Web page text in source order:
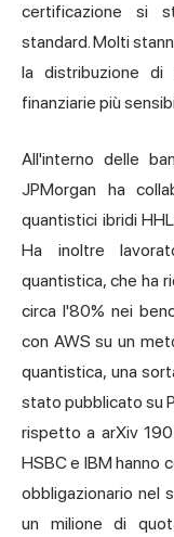
certificazione si
standard. Molti
la distribuzione di
finanziarie più
All'interno delle
JPMorgan ha
quantistici ibridi
Ha inoltre
quantistica, che ha
circa l'80% nei
con AWS su un
quantistica, una
stato pubblicato su
rispetto a arXiv
HSBC e IBM hanno
obbligazionario nel
un milione di